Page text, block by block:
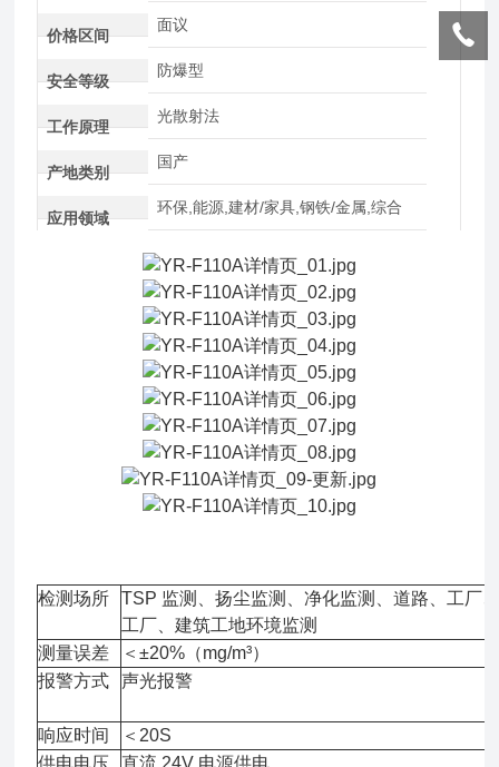
价格区间
面议
安全等级
防爆型
工作原理
光散射法
产地类别
国产
应用领域
环保,能源,建材/家具,钢铁/金属,综合
检测场所
TSP 监测、扬尘监测、净化监测、道路、工厂
工厂、建筑工地环境监测
测量误差
＜±20%（mg/m³）
报警方式
声光报警
响应时间
＜20S
供电电压
直流 24V 电源供电